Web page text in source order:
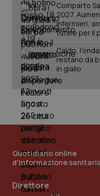
Comparto
2027.
infermieri,
tutele per il
Caldo,
restano da
in giallo
Quotidiano online
d'informazione
Direttore